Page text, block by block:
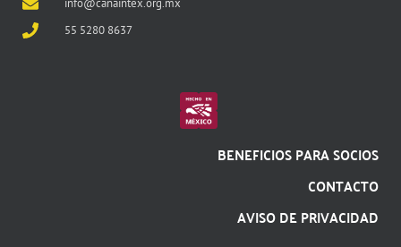
55 5280 8637
BENEFICIOS PARA SOCIOS
CONTACTO
AVISO DE PRIVACIDAD